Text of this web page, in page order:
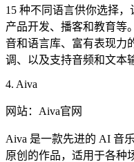
15 种不同语言供你选择
产品开发、播客和教育等
音和语言库、富有表现力
调、以及支持音频和文本
4. Aiva
网站：Aiva官网
Aiva 是一款先进的 AI 音
原创的作品，适用于各种